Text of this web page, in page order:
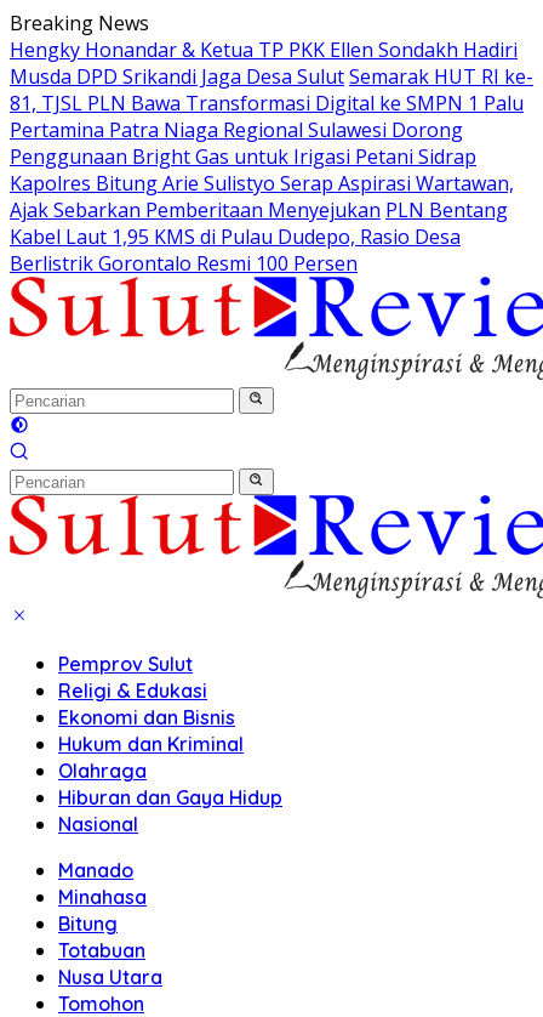
Langsung
ke
konten
Breaking News
Hengky Honandar & Ketua TP PKK Ellen Sondakh Hadiri
Musda DPD Srikandi Jaga Desa SulutSemarak HUT RI ke-
81, TJSL PLN Bawa Transformasi Digital ke SMPN 1 Palu
Pertamina Patra Niaga Regional Sulawesi Dorong
Penggunaan Bright Gas untuk Irigasi Petani Sidrap
Kapolres Bitung Arie Sulistyo Serap Aspirasi Wartawan,
Ajak Sebarkan Pemberitaan Menyejukan PLN Bentang
Kabel Laut 1,95 KMS di Pulau Dudepo, Rasio Desa
Berlistrik Gorontalo Resmi 100 Persen
Pemprov Sulut
Religi & Edukasi
Ekonomi dan Bisnis
Hukum dan Kriminal
Olahraga
Hiburan dan Gaya Hidup
Nasional
Manado
Minahasa
Bitung
Totabuan
Nusa Utara
Tomohon